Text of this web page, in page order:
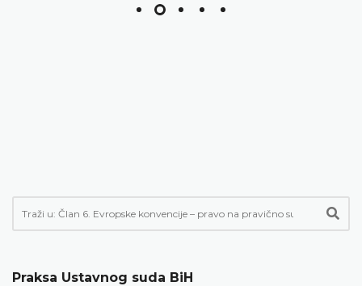
Praksa Ustavnog suda BiH